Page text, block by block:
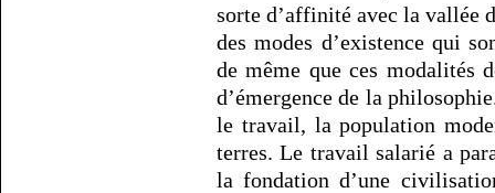
sorte d’affinité avec la vallée
des modes d’existence qui
de même que ces modalités
d’émergence de la
le travail, la population
terres. Le travail salarié a
la fondation d’une